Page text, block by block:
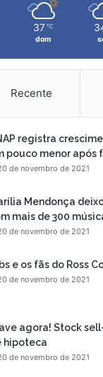
37 ℃
dom
Recente
registra
pouco menor após
de novembro de 2021
Mendonça
mais de 300
de novembro de 2021
e os fãs do Ross
de novembro de 2021
agora! Stock
hipoteca
de novembro de 2021